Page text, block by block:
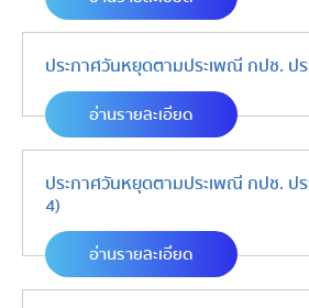
ประกาศวันหยุดตามประเพณี กปช. ป
อ่านรายละเอียด
ประกาศวันหยุดตามประเพณี กปช. ป
4)
อ่านรายละเอียด